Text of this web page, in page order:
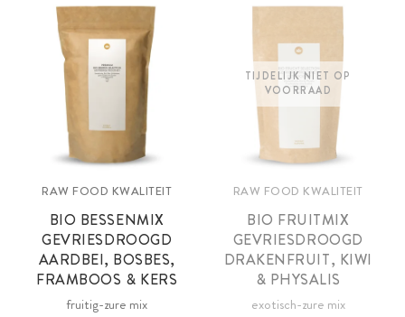
RAW FOOD KWALITEIT
BIO BESSENMIX
GEVRIESDROOGD
AARDBEI, BOSBES,
FRAMBOOS & KERS
fruitig-zure mix
TIJDELIJK NIET OP
VOORRAAD
RAW FOOD KWALITEIT
BIO FRUITMIX
GEVRIESDROOGD
DRAKENFRUIT, KIWI
& PHYSALIS
exotisch-zure mix